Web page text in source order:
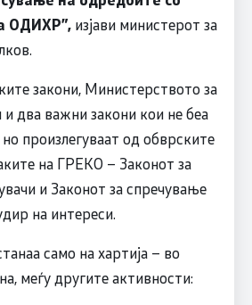
ОДИХР”,изјави министерот за
закони, Министерството за
два важни закони кои не беа
произлегуваат од обврските
на ГРЕКО – Законот за
и Законот за спречување
на интереси.
само на хартија – во
меѓу другите активности: